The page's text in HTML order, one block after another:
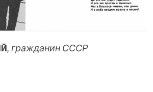
, гражданин СССР